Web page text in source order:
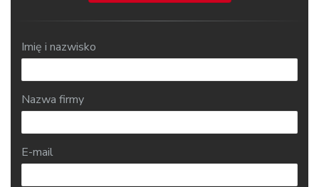
Imię i nazwisko
Nazwa firmy
E-mail